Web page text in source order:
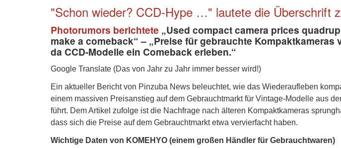
"Schon wieder? CCD-Hype …" lautete die Überschrift
Photorumors berichtete „Used compact camera prices
make a comeback“ – „Preise für gebrauchte
da CCD-Modelle ein Comeback erleben.“
Google Translate (Das von Jahr zu Jahr immer besser wird!)
Ein aktueller Bericht von Pinzuba News beleuchtet, wie das Wiederaufleben
einem massiven Preisanstieg auf dem Gebrauchtmarkt für Vintage-Modelle aus
führt. Dem Artikel zufolge ist die Nachfrage nach älteren Kompaktkameras
dass sich die Preise auf dem Gebrauchtmarkt etwa vervierfacht haben.
Wichtige Daten von KOMEHYO (einem großen Händler für Gebrauchtwaren)